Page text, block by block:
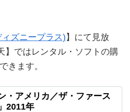
ズニープラス) 】にて見放
】ではレンタル・ソフトの購
きます。
・アメリカ／ザ・ファース
2011年